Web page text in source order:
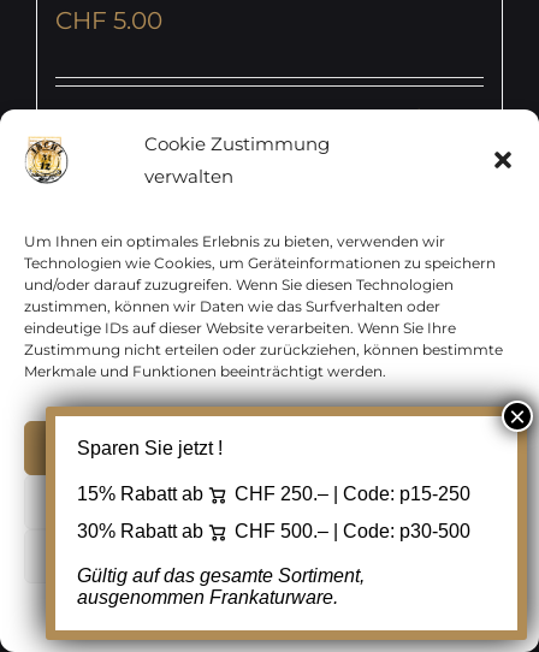
Cookie Zustimmung
verwalten
Um Ihnen ein optimales Erlebnis zu bieten, verwenden wir
Technologien wie Cookies, um Geräteinformationen zu speichern
und/oder darauf zuzugreifen. Wenn Sie diesen Technologien
zustimmen, können wir Daten wie das Surfverhalten oder
eindeutige IDs auf dieser Website verarbeiten. Wenn Sie Ihre
Zustimmung nicht erteilen oder zurückziehen, können bestimmte
Merkmale und Funktionen beeinträchtigt werden.
Ablehnen
CHF 5.00
In den Warenkorb
Details
Zur Wunschliste
Lithographien Schweiz,
Kitschkarten, mit Prägedruck, 1905
CHF5.00
Sparen Sie jetzt !
15% Rabatt ab CHF 250.– | Code: p15-250
30% Rabatt ab
CHF 500.– | Code: p30-500
Gültig auf das gesamte Sortiment,
ausgenommen Frankaturware.